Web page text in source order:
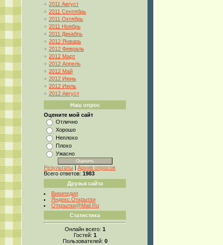
2011 Август
2011 Сентябрь
2011 Октябрь
2011 Ноябрь
2011 Декабрь
2012 Январь
2012 Февраль
2012 Март
2012 Апрель
2012 Май
2012 Июнь
2012 Июль
2012 Август
Наш опрос
Оцените мой сайт
Отлично
Хорошо
Неплохо
Плохо
Ужасно
Результаты | Архив опросов
Всего ответов: 1983
Друзья сайта
Википедия
Яндекс.Открытки
Открытки@Mail.Ru
Статистика
Онлайн всего: 1
Гостей: 1
Пользователей: 0